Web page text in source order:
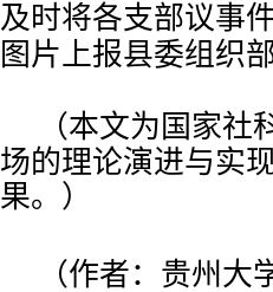
及时将各支部议事
图片上报县委组织部
（本文为 国家社
场的理论演进与实
果。
）
（作者：贵州